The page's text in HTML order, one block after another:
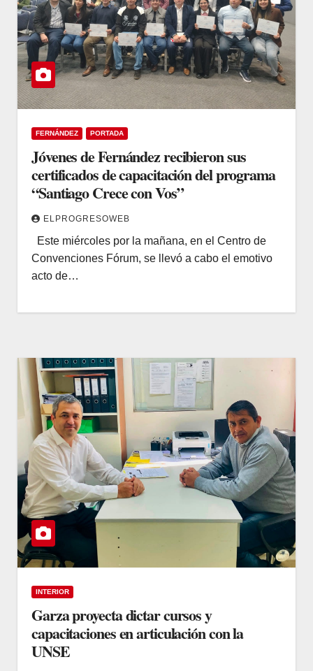
FERNÁNDEZ PORTADA
Jóvenes de Fernández recibieron sus
certificados de capacitación del programa
“Santiago Crece con Vos”
ELPROGRESOWEB
Este miércoles por la mañana, en el Centro de
Convenciones Fórum, se llevó a cabo el emotivo
acto de…
INTERIOR
Garza proyecta dictar cursos y
capacitaciones en articulación con la
UNSE